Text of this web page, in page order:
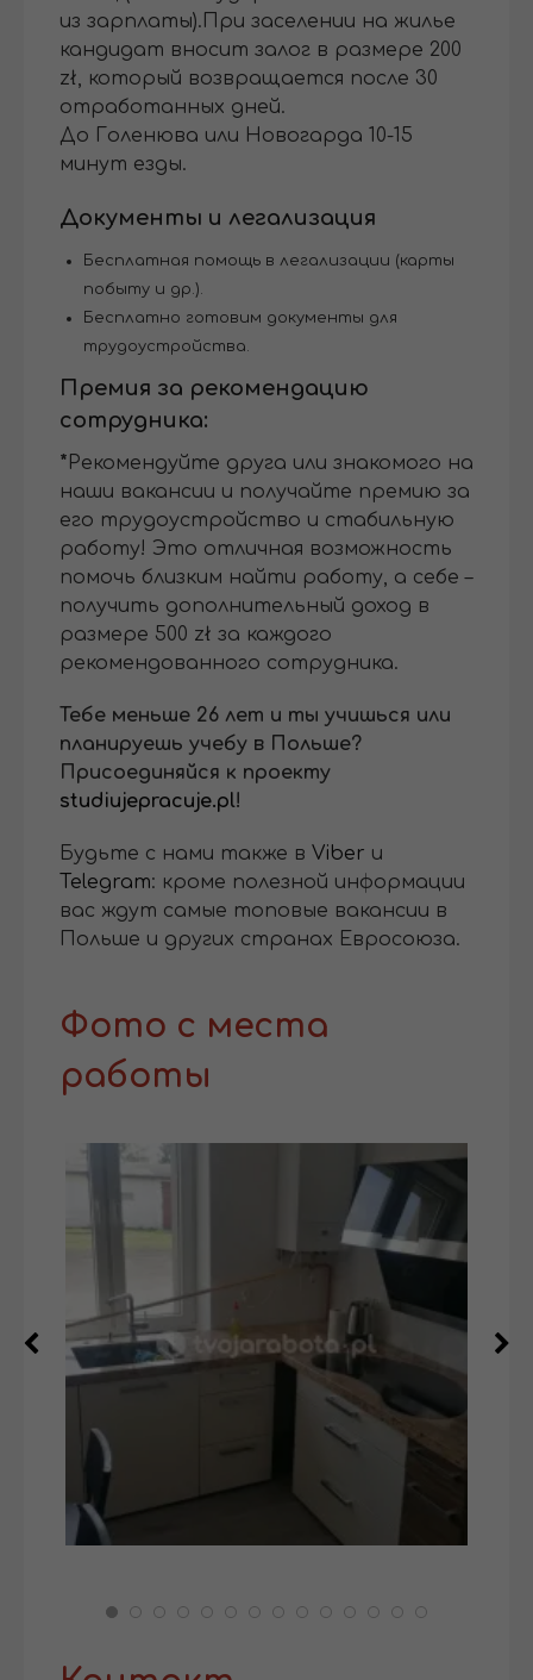
из зарплаты).При заселении на жилье
кандидат вносит залог в размере 200
zł, который возвращается после 30
отработанных дней.
До Голенюва или Новогарда 10-15
минут езды.
Документы и легализация
Бесплатная помощь в легализации (карты
побыту и др.).
Бесплатно готовим документы для
трудоустройства.
Премия за рекомендацию
сотрудника:
* Рекомендуйте друга или знакомого на
наши вакансии и получайте премию за
его трудоустройство и стабильную
работу! Это отличная возможность
помочь близким найти работу, а себе –
получить дополнительный доход в
размере 500 zł за каждого
рекомендованного сотрудника.
Тебе меньше 26 лет и ты учишься или
планируешь учебу в Польше?
Присоединяйся к проекту
studiujepracuje.pl!
Будьте с нами также в Viber и
Telegram: кроме полезной информации
вас ждут самые топовые вакансии в
Польше и других странах Евросоюза.
Фото с места
работы